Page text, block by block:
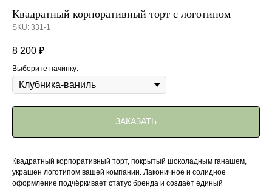
Квадратный корпоративный торт с логотипом
SKU: 331-1
8 200 ₽
Выберите начинку:
ЗАКАЗАТЬ
Квадратный корпоративный торт, покрытый шоколадным ганашем,
украшен логотипом вашей компании. Лаконичное и солидное
оформление подчёркивает статус бренда и создаёт единый